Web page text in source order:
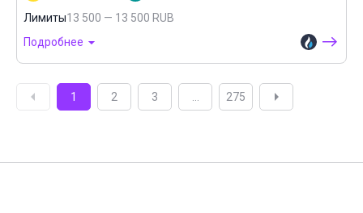
Лимиты13 500 — 13 500 RUB
Подробнее
1 2 3 275